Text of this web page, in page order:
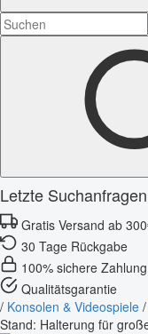
Letzte Suchanfragen
Gratis Versand ab
30 Tage Rückgabe
100% sichere Zahlung
Qualitätsgarantie
/ Konsolen & Videospiele /
Stand: Halterung für